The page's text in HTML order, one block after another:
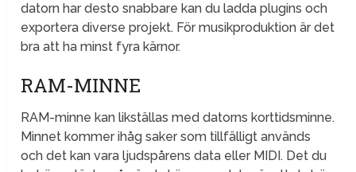
datorn har desto snabbare kan du ladda plugins och
exportera diverse projekt. För musikproduktion är det
bra att ha minst fyra kärnor.
RAM-MINNE
RAM-minne kan likställas med datorns korttidsminne.
Minnet kommer ihåg saker som tillfälligt används
och det kan vara ljudspårens data eller MIDI. Det du